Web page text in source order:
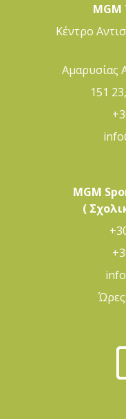
MGM
(
Κέντρο
Αμαρυσίας
151